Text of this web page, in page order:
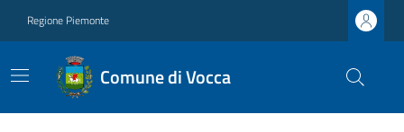
Regione Piemonte
Comune di Vocca